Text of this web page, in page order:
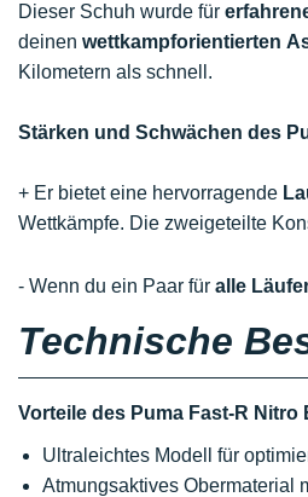
Dieser Schuh wurde für
deinen wettkampforientierten
Kilometern als schnell.
Stärken und Schwächen des
+ Er bietet eine hervorragende
Wettkämpfe. Die zweigeteilte
- Wenn du ein Paar für alle
Technische
Vorteile des Puma Fast-R Nitro
Ultraleichtes Modell für
Atmungsaktives Obermaterial